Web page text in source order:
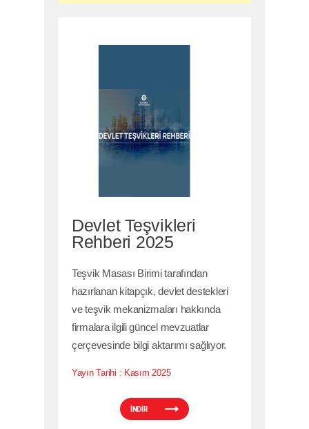
Devlet Teşvikleri
Rehberi 2025
Teşvik Masası Birimi tarafından
hazırlanan kitapçık, devlet destekleri
ve teşvik mekanizmaları hakkında
firmalara ilgili güncel mevzuatlar
çerçevesinde bilgi aktarımı sağlıyor.
Yayın Tarihi : Kasım 2025
İNDİR